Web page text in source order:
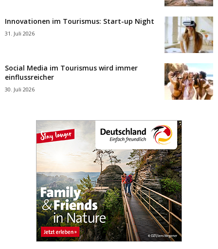
Innovationen im Tourismus: Start-up Night
31. Juli 2026
Social Media im Tourismus wird immer
einflussreicher
30. Juli 2026